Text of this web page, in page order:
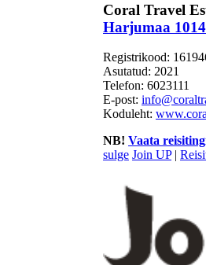
Coral Travel
Harjumaa
Registrikood:
Asutatud: 2021
Telefon: 6023111
E-post:
Koduleht:
NB! Vaata
sulge Join UP|